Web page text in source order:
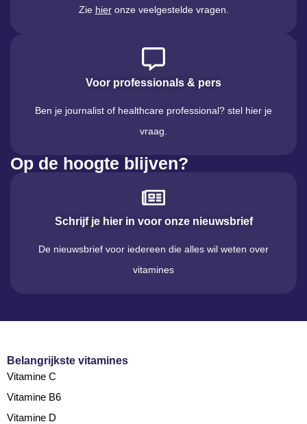
Zie hieronze veelgestelde vragen.
Voor professionals & pers
Ben je journalist of healthcare professional? stel hier je
vraag.
Op de hoogte blijven?
Schrijf je hier in voor onze nieuwsbrief
De nieuwsbrief voor iedereen die alles wil weten over
vitamines
Belangrijkste vitamines
Vitamine C
Vitamine B6
Vitamine D